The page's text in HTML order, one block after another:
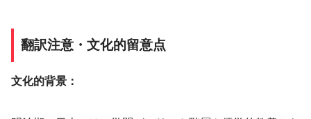
翻訳注意・文化的留意点
文化的背景：